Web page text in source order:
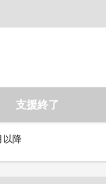
支援終了
以降